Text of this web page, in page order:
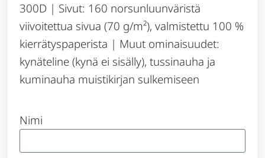
300D | Sivut: 160 norsunluunväristä
viivoitettua sivua (70 g/m²), valmistettu 100 %
kierrätyspaperista | Muut ominaisuudet:
kynäteline (kynä ei sisälly), tussinauha ja
kuminauha muistikirjan sulkemiseen
Nimi